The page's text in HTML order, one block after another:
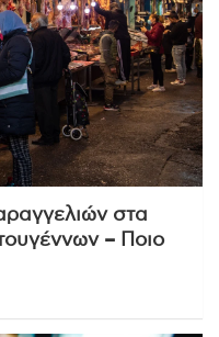
στα
– Ποιο